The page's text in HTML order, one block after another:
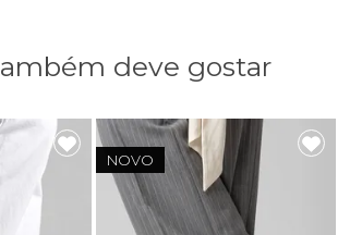
deve gostar
NOVO